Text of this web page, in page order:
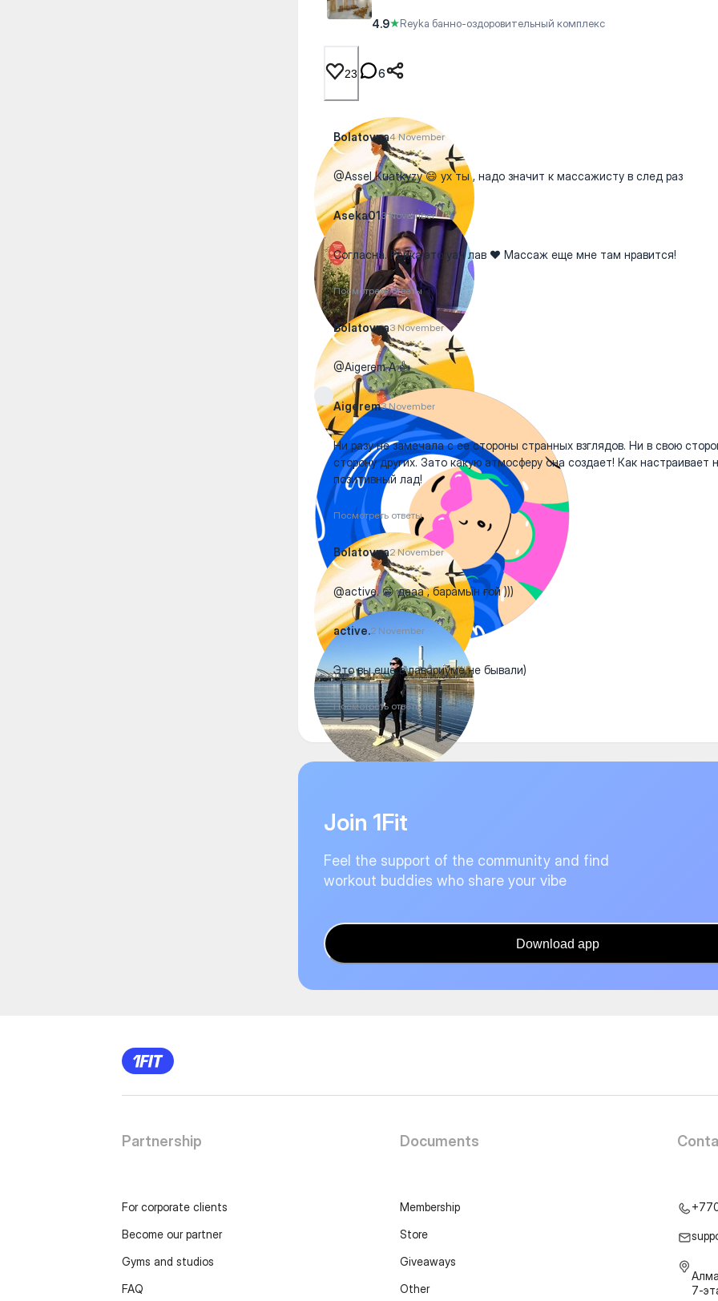
4.9★Reyka банно-оздоровительный комплекс
23 6
Bolatovna4 November
@Assel Kuatkyzy 😄 ух ты , надо значит к массажисту в след раз
Aseka013 November
Согласна. Рейка это уан лав ❤️ Массаж еще мне там нравится!
Посмотреть ответы
Bolatovna3 November
@Aigerem A 👍
Aigerem3 November
Ни разу не замечала с ее стороны странных взглядов. Ни в свою
сторону других. Зато какую атмосферу она создает! Как настраивает
позитивный лад!
Посмотреть ответы
Bolatovna2 November
@active. 😁 дааа , барамын ғой )))
active.2 November
Это вы еще в лавариуме не бывали)
Посмотреть ответы
Join 1Fit
Feel the support of the community and find
workout buddies who share your vibe
Download app
Partnership
For corporate clients
Become our partner
Gyms and studios
FAQ
Documents
Membership
Store
Giveaways
Other
7-